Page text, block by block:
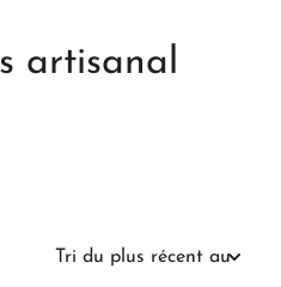
artisanal